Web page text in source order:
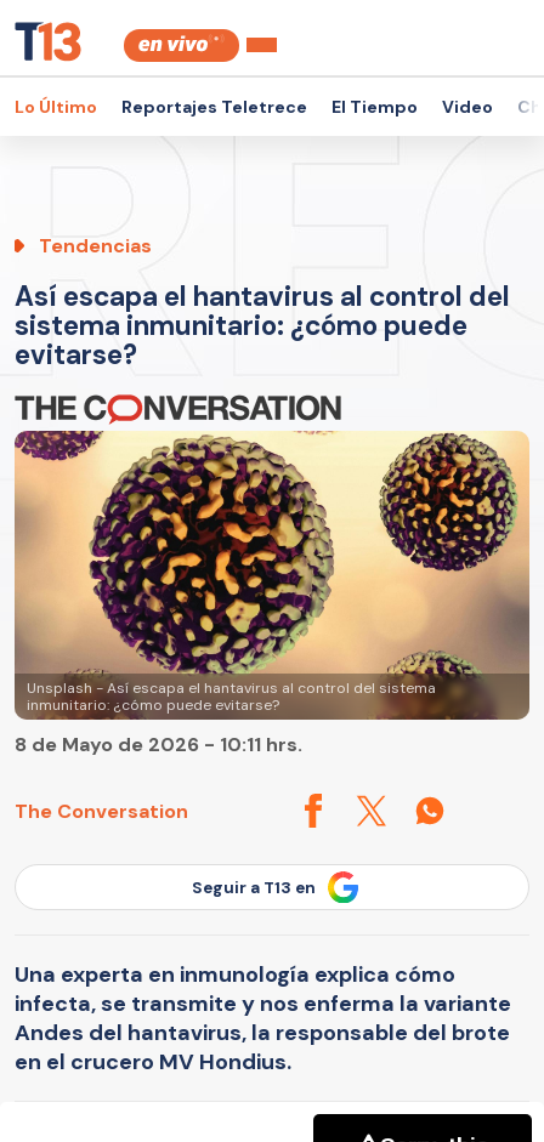
Lo Último Reportajes Teletrece El Tiempo Video
Tendencias
Así escapa el hantavirus al control del
sistema inmunitario: ¿cómo puede
evitarse?
Unsplash - Así escapa el hantavirus al control del sistema
inmunitario: ¿cómo puede evitarse?
The Conversation
8 de Mayo de 2026 - 10:11 hrs.
Seguir a T13 en
Una experta en inmunología explica cómo
infecta, se transmite y nos enferma la variante
Andes del hantavirus, la responsable del brote
en el crucero MV Hondius.